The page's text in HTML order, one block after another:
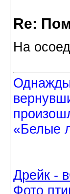
Re:
На
Однажды
«Белые
Дрейк -
Фото